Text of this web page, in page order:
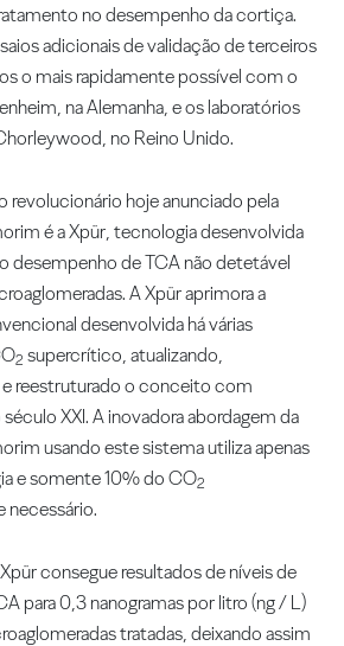
no desempenho da cortiça.
adicionais de validação de terceiros
o mais rapidamente possível com o
na Alemanha, e os laboratórios
no Reino Unido.
revolucionário hoje anunciado pela
é a Xpür, tecnologia desenvolvida
desempenho de TCA não detetável
A Xpür aprimora a
desenvolvida há várias
2 supercrítico, atualizando,
reestruturado o conceito com
XXI. A inovadora abordagem da
usando este sistema utiliza apenas
e somente 10% do CO2
necessário.
consegue resultados de níveis de
para 0,3 nanogramas por litro (ng / L)
tratadas, deixando assim